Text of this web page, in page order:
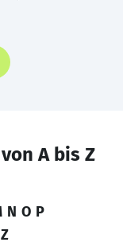
A bis Z
N O P
Z